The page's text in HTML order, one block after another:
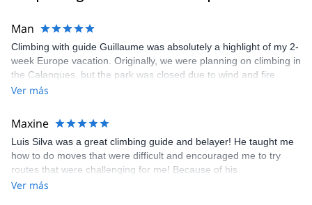
Man
Climbing with guide Guillaume was absolutely a highlight of my 2-
week Europe vacation. Originally, we were planning on climbing in
the Calanques, but the park was closed due to wind and fire
danger. Guillaume chose another amazing location (Pic de
kindly offered train station pick-up and hotel drop off, which I
appreciated very much. The multi-pitch route we did was not only
fun but also the right amount of challenge, which I thoroughly
enjoyed. The communication from the team (Gauthier) was
prompt and clear—highly recommend!
Ver más
Maxine
Luis Silva was a great climbing guide and belayer! He taught me
how to do moves that were difficult and encouraged me to try
routes that were challenging for me! Because of his
encouragement, I managed to complete these routes! I really
Ver más